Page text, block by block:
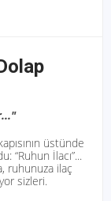
üstünde
“Ruhun İlacı”...
ruhunuza ilaç
sizleri.